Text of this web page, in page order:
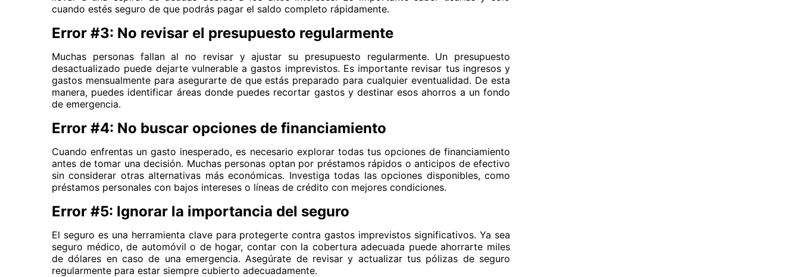
cuando estés seguro de que podrás pagar el saldo completo rápidamente.
Error #3: No revisar el presupuesto regularmente
Muchas personas fallan al no revisar y ajustar su presupuesto regularmente. Un presupuesto
desactualizado puede dejarte vulnerable a gastos imprevistos. Es importante revisar tus ingresos y
gastos mensualmente para asegurarte de que estás preparado para cualquier eventualidad. De esta
manera, puedes identificar áreas donde puedes recortar gastos y destinar esos ahorros a un fondo
de emergencia.
Error #4: No buscar opciones de financiamiento
Cuando enfrentas un gasto inesperado, es necesario explorar todas tus opciones de financiamiento
antes de tomar una decisión. Muchas personas optan por préstamos rápidos o anticipos de efectivo
sin considerar otras alternativas más económicas. Investiga todas las opciones disponibles, como
préstamos personales con bajos intereses o líneas de crédito con mejores condiciones.
Error #5: Ignorar la importancia del seguro
El seguro es una herramienta clave para protegerte contra gastos imprevistos significativos. Ya sea
seguro médico, de automóvil o de hogar, contar con la cobertura adecuada puede ahorrarte miles
de dólares en caso de una emergencia. Asegúrate de revisar y actualizar tus pólizas de seguro
regularmente para estar siempre cubierto adecuadamente.